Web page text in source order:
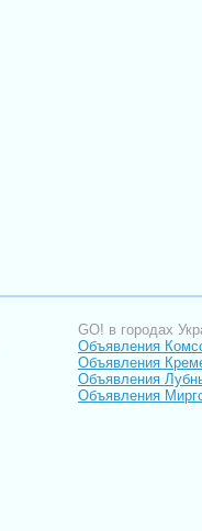
GO! в городах
Объявления
Объявления
Объявления
Объявления